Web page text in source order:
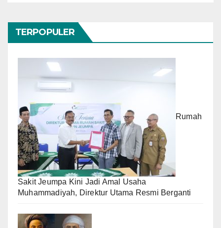
TERPOPULER
Rumah
Sakit Jeumpa Kini Jadi Amal Usaha
Muhammadiyah, Direktur Utama Resmi Berganti